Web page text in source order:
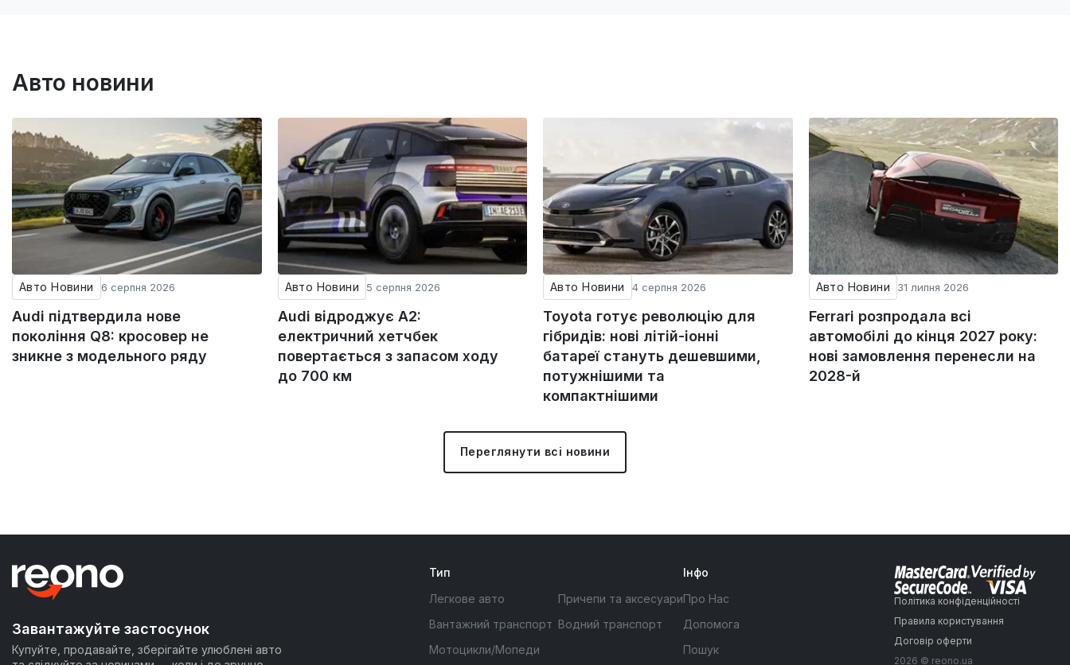
Авто новини
Авто Новини 6 серпня 2026
Audi підтвердила нове
покоління Q8: кросовер не
зникне з модельного ряду
Авто Новини 5 серпня 2026
Audi відроджує A2:
електричний хетчбек
повертається з запасом ходу
до 700 км
Авто Новини 4 серпня 2026
Toyota готує революцію для
гібридів: нові літій-іонні
батареї стануть дешевшими,
потужнішими та
компактнішими
Авто Новини 31 липня 2026
Ferrari розпродала всі
автомобілі до кінця 2027 року:
нові замовлення перенесли на
2028-й
Переглянути всі новини
Завантажуйте застосунок
Купуйте, продавайте, зберігайте улюблені авто
Тип
Легкове авто
Вантажний транспорт
Мотоцикли/Мопеди
Причепи та аксесуари
Водний транспорт
Інфо
Про Нас
Допомога
Пошук
Політика конфіденційності
Правила користування
Договір оферти
2026 © reono.ua